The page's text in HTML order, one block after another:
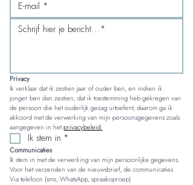
Privacy
Ik verklaar dat ik zestien jaar of ouder ben, en indien ik
jonger ben dan zestien, dat ik toestemming heb gekregen van
de persoon die het ouderlijk gezag uitoefent; daarom ga ik
akkoord met de verwerking van mijn persoonsgegevens zoals
aangegeven in het privacybeleid.
Ik stem in *
Communicaties
Ik stem in met de verwerking van mijn persoonlijke gegevens.
Voor het verzenden van de nieuwsbrief, de communicaties
Via telefoon (sms, WhatsApp, spraakoproep)